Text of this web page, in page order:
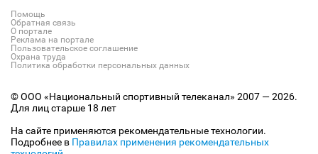
Помощь
Обратная связь
О портале
Реклама на портале
Пользовательское соглашение
Охрана труда
Политика обработки персональных данных
© ООО «Национальный спортивный телеканал» 2007 — 2026.
Для лиц старше 18 лет
На сайте применяются рекомендательные технологии.
Подробнее в Правилах применения рекомендательных